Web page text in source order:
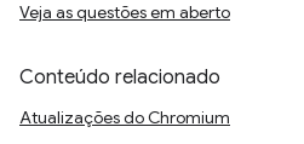
Veja as questões em aberto
Conteúdo relacionado
Atualizações do Chromium